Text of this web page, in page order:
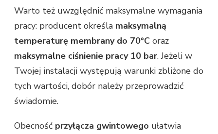
Warto też uwzględnić maksymalne wymagania
pracy: producent określa maksymalną
temperaturę membrany do 70°C oraz
maksymalne ciśnienie pracy 10 bar. Jeżeli w
Twojej instalacji występują warunki zbliżone do
tych wartości, dobór należy przeprowadzić
świadomie.
Obecność przyłącza gwintowego ułatwia